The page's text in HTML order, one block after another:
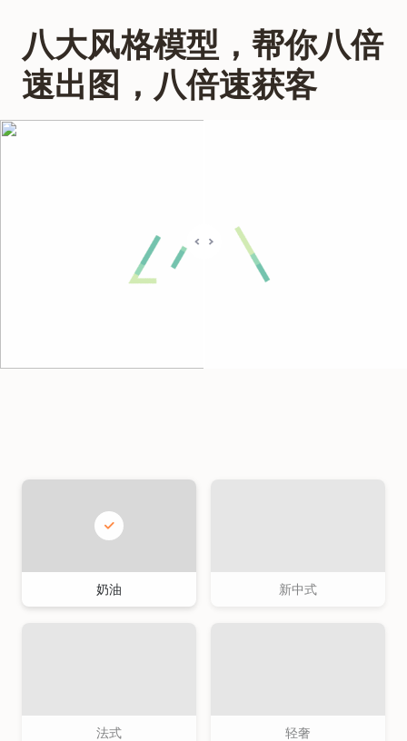
八大风格模型，帮你八倍
速出图，八倍速获客
奶油 新中式
法式 轻奢